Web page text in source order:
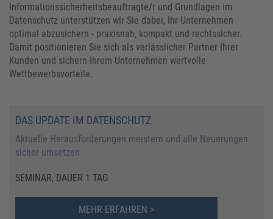
Informationssicherheitsbeauftragte/r und Grundlagen im
Datenschutz unterstützen wir Sie dabei, Ihr Unternehmen
optimal abzusichern - praxisnah, kompakt und rechtssicher.
Damit positionieren Sie sich als verlässlicher Partner Ihrer
Kunden und sichern Ihrem Unternehmen wertvolle
Wettbewerbsvorteile.
DAS UPDATE IM DATENSCHUTZ
Aktuelle Herausforderungen meistern und alle Neuerungen
sicher umsetzen
SEMINAR, DAUER 1 TAG
MEHR ERFAHREN >